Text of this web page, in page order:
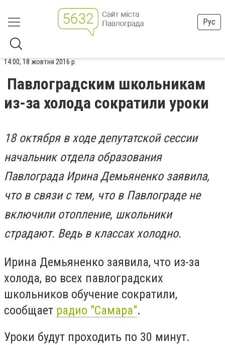
Рус
14:00, 18 жовтня 2016 р.
Павлоградским школьникам
из-за холода сократили уроки
18 октября в ходе депутатской сессии
начальник отдела образования
Павлограда Ирина Демьяненко заявила,
что в связи с тем, что в Павлограде не
включили отопление, школьники
страдают. Ведь в классах холодно.
Ирина Демьяненко заявила, что из-за
холода, во всех павлоградских
школьников обучение сократили,
сообщает радио "Самара".
Уроки будут проходить по 30 минут.